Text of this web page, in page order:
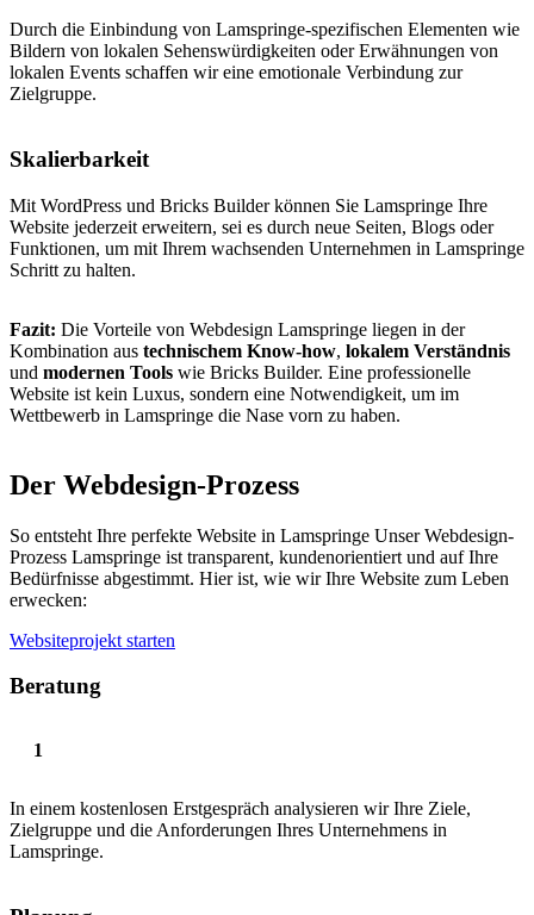
Durch die Einbindung von Lamspringe-spezifischen Elementen wie
Bildern von lokalen Sehenswürdigkeiten oder Erwähnungen von
lokalen Events schaffen wir eine emotionale Verbindung zur
Zielgruppe.
Skalierbarkeit
Mit WordPress und Bricks Builder können Sie Lamspringe Ihre
Website jederzeit erweitern, sei es durch neue Seiten, Blogs oder
Funktionen, um mit Ihrem wachsenden Unternehmen in Lamspringe
Schritt zu halten.
Fazit: Die Vorteile von Webdesign Lamspringe liegen in der
Kombination aus technischem Know-how, lokalem Verständnis
und modernen Tools wie Bricks Builder. Eine professionelle
Website ist kein Luxus, sondern eine Notwendigkeit, um im
Wettbewerb in Lamspringe die Nase vorn zu haben.
Der Webdesign-Prozess
So entsteht Ihre perfekte Website in Lamspringe Unser Webdesign-
Prozess Lamspringe ist transparent, kundenorientiert und auf Ihre
Bedürfnisse abgestimmt. Hier ist, wie wir Ihre Website zum Leben
erwecken:
Websiteprojekt starten
Beratung
In einem kostenlosen Erstgespräch analysieren wir Ihre Ziele,
Zielgruppe und die Anforderungen Ihres Unternehmens in
Lamspringe.